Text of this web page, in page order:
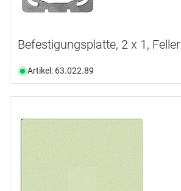
Befestigungsplatte, 2 x 1, Feller
Artikel: 63.022.89